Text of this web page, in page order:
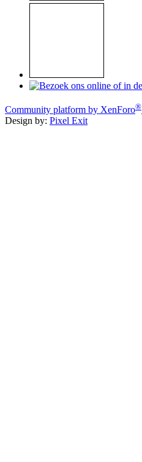
Community platform by XenForo®
Design by: Pixel Exit